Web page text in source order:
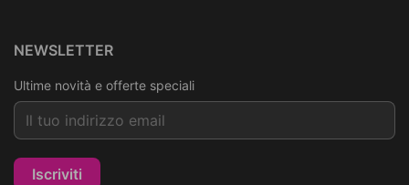
NEWSLETTER
Ultime novità e offerte speciali
Iscriviti